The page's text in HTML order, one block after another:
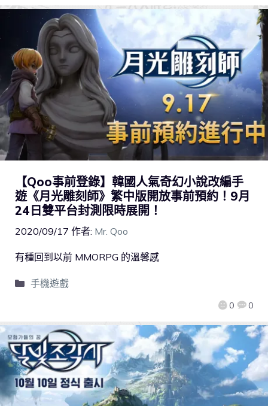
【Qoo事前登錄】韓國人氣奇幻小說改編手
遊《月光雕刻師》繁中版開放事前預約！9月
24日雙平台封測限時展開！
2020/09/17 作者: Mr. Qoo
0 0
有種回到以前 MMORPG 的溫馨感
手機遊戲